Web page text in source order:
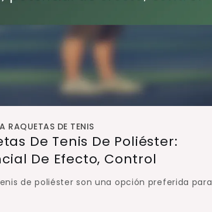
RAQUETAS DE TENIS
De Tenis De Poliéster:
De Efecto, Control
de poliéster son una opción preferida para